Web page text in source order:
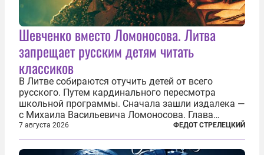
Шевченко вместо Ломоносова. Литва
запрещает русским детям читать
классиков
В Литве собираются отучить детей от всего
русского. Путем кардинального пересмотра
школьной программы. Сначала зашли издалека —
с Михаила Васильевича Ломоносова. Глава
правительства Литвы Миндаугас Синкявичюс
предложил исключить его тексты из программ
общего образования. Мотивировал он это тем,
7 августа 2026 ФЕДОТ СТРЕЛЕЦКИЙ